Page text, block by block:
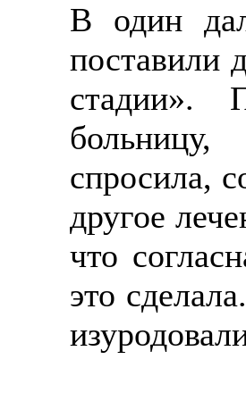
В один
поставили
стадии».
спросила,
другое
что
это